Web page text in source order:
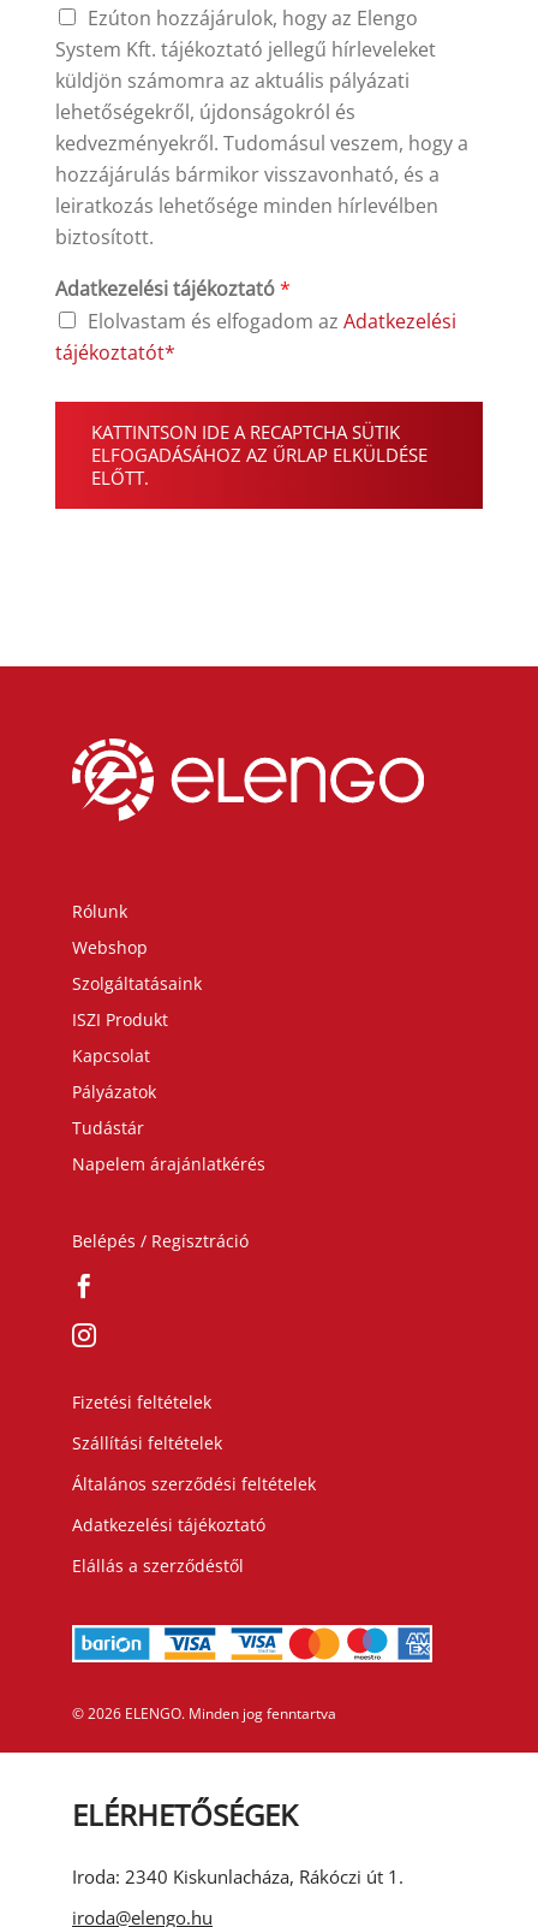
Ezúton hozzájárulok, hogy az Elengo
System Kft. tájékoztató jellegű hírleveleket
küldjön számomra az aktuális pályázati
lehetőségekről, újdonságokról és
kedvezményekről. Tudomásul veszem, hogy a
hozzájárulás bármikor visszavonható, és a
leiratkozás lehetősége minden hírlevélben
biztosított.
Adatkezelési tájékoztató*
Elolvastam és elfogadom az Adatkezelési
tájékoztatót*
r
KATTINTSON IDE A RECAPTCHA SÜTIK
ELFOGADÁSÁHOZ AZ ŰRLAP ELKÜLDÉSE
ELŐTT.
Rólunk
Webshop
Szolgáltatásaink
ISZI Produkt
Kapcsolat
Pályázatok
Tudástár
Napelem árajánlatkérés
Belépés / Regisztráció


Fizetési feltételek
Szállítási feltételek
Általános szerződési feltételek
Adatkezelési tájékoztató
Elállás a szerződéstől
©2026 ELENGO. Minden jog fenntartva
ELÉRHETŐSÉGEK
Iroda: 2340 Kiskunlacháza, Rákóczi út 1.
iroda@elengo.hu